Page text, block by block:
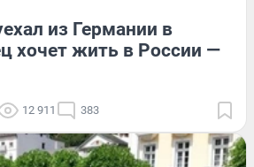
из Германии в
хочет жить в России —
12 911 383